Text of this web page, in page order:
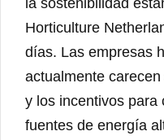
la sostenibilidad
Horticulture
días. Las empresas
actualmente
y los incentivos para
fuentes de energía